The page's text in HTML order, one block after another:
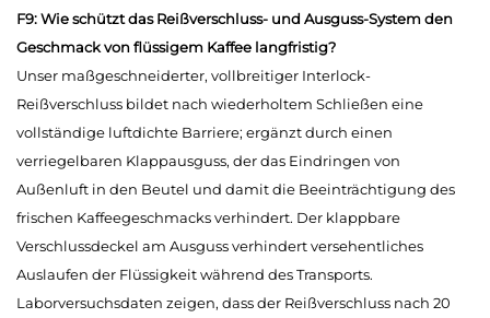
F9: Wie schützt das Reißverschluss- und Ausguss-System den
Geschmack von flüssigem Kaffee langfristig?
Unser maßgeschneiderter, vollbreitiger Interlock-
Reißverschluss bildet nach wiederholtem Schließen eine
vollständige luftdichte Barriere; ergänzt durch einen
verriegelbaren Klappausguss, der das Eindringen von
Außenluft in den Beutel und damit die Beeinträchtigung des
frischen Kaffeegeschmacks verhindert. Der klappbare
Verschlussdeckel am Ausguss verhindert versehentliches
Auslaufen der Flüssigkeit während des Transports.
Laborversuchsdaten zeigen, dass der Reißverschluss nach 20